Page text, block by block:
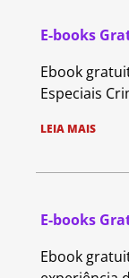
E-books
Ebook
Especiais
LEIA MAIS
E-books
Ebook